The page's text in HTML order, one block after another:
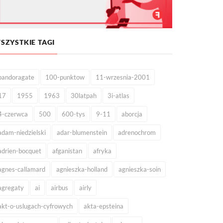
TAGI
100-punktow 11-wrzesnia-2001
1955 1963 30latpah 3i-atlas
czerwca 500 600-tys 9-11 aborcja
niedzielski adar-blumenstein adrenochrom
bocquet afganistan afryka
callamard agnieszka-holland agnieszka-soin
ai airbus airly
o-uslugach-cyfrowych akta-epsteina